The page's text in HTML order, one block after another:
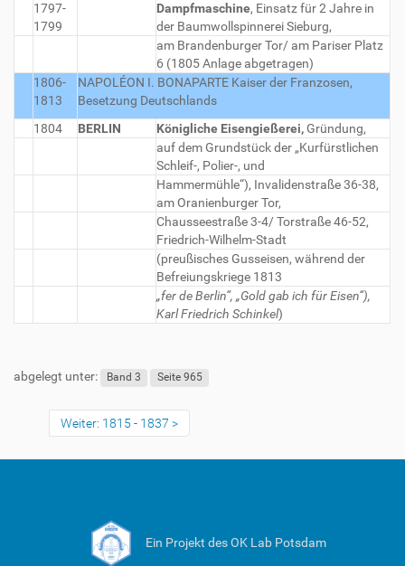
1797-
1799
Dampfmaschine, Einsatz für 2 Jahre in
der Baumwollspinnerei Sieburg,
am Brandenburger Tor/ am Pariser Platz
6 (1805 Anlage abgetragen)
1806-
1813
NAPOLÉON I. BONAPARTE Kaiser der Franzosen,
Besetzung Deutschlands
1804
BERLIN Königliche Eisengießerei,Gründung,
auf dem Grundstück der „Kurfürstlichen
Schleif-, Polier-, und
Hammermühle“), Invalidenstraße 36-38,
am Oranienburger Tor,
Chausseestraße 3-4/ Torstraße 46-52,
Friedrich-Wilhelm-Stadt
(preußisches Gusseisen, während der
Befreiungskriege 1813
„fer de Berlin“, „Gold gab ich für Eisen“),
Karl Friedrich Schinkel)
abgelegt unter: Band 3 Seite 965
Weiter: 1815 - 1837
Ein Projekt des OK Lab Potsdam